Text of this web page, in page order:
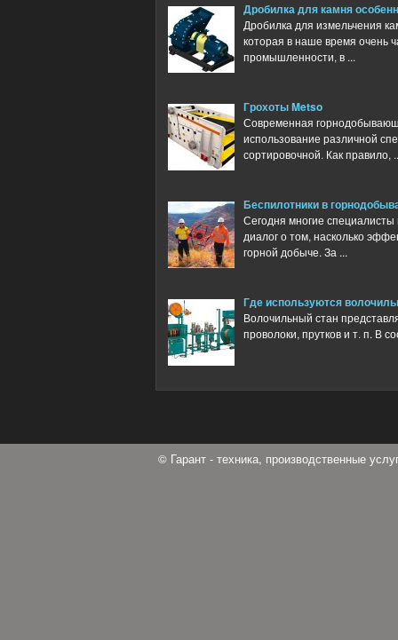
Дробилка для камня
Дробилка для измельчения
которая в наше время очень
промышленности, в ...
Грохоты Metso
Современная
использование различной
сортировочной. Как правило,
Беспилотники в
Сегодня многие
диалог о том, насколько
горной добыче. За ...
Где используются
Волочильный стан
проволоки, прутков и т. п. В
© Гарант - техника, производственные